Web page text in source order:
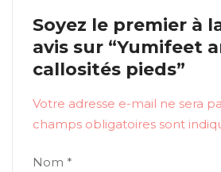
Soyez le premier à
avis sur “Yumifeet
callosités pieds”
Votre adresse e-mail ne sera
champs obligatoires sont
Nom *